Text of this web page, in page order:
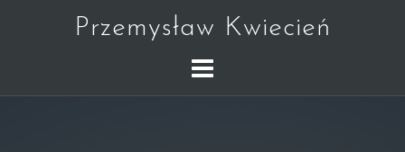
Przemysław Kwiecień